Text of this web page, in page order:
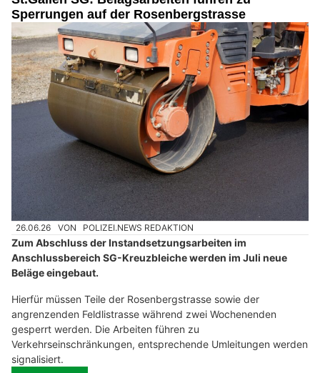
Sperrungen auf der Rosenbergstrasse
26.06.26 VON POLIZEI.NEWS REDAKTION
Zum Abschluss der Instandsetzungsarbeiten im
Anschlussbereich SG-Kreuzbleiche werden im Juli neue
Beläge eingebaut.
Hierfür müssen Teile der Rosenbergstrasse sowie der
angrenzenden Feldlistrasse während zwei Wochenenden
gesperrt werden. Die Arbeiten führen zu
Verkehrseinschränkungen, entsprechende Umleitungen werden
signalisiert.